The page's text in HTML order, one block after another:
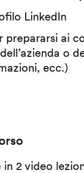
LinkedIn
prepararsi ai
o
ecc.)
2 video